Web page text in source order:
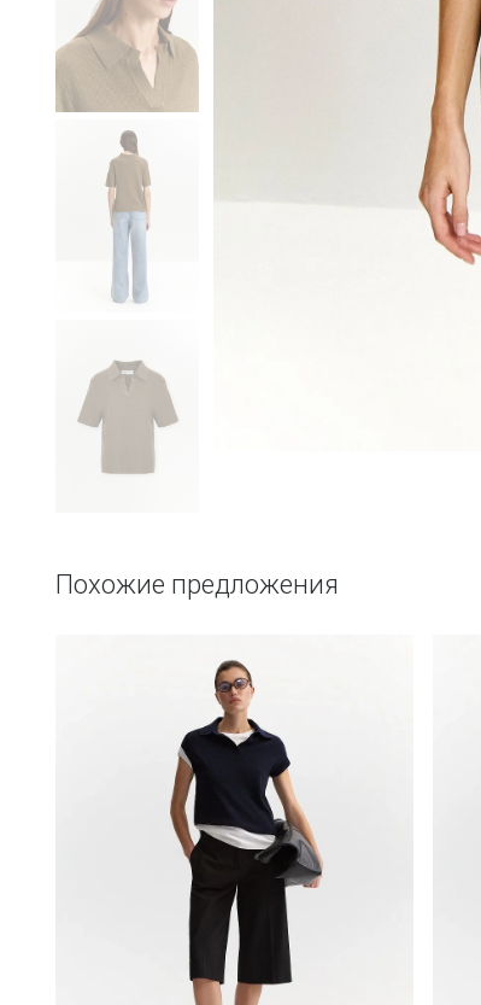
Похожие предложения